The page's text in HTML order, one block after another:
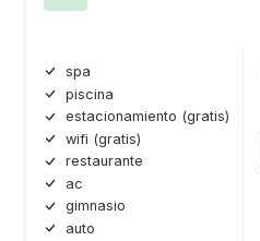
spa
piscina
estacionamiento (gratis)
wifi (gratis)
restaurante
ac
gimnasio
auto